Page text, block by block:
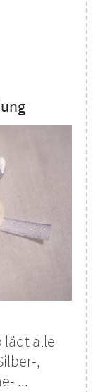
lädt alle
,
...